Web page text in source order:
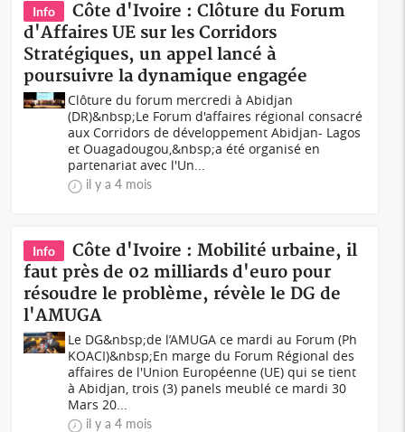
Info
Côte d'Ivoire : Clôture du Forum
d'Affaires UE sur les Corridors
Stratégiques, un appel lancé à
poursuivre la dynamique engagée
Clôture du forum mercredi à Abidjan
(DR)&nbsp;Le Forum d'affaires régional consacré
aux Corridors de développement Abidjan- Lagos
et Ouagadougou,&nbsp;a été organisé en
partenariat avec l'Un...
il y a 4 mois
Info
Côte d'Ivoire : Mobilité urbaine, il
faut près de 02 milliards d'euro pour
résoudre le problème, révèle le DG de
l'AMUGA
Le DG&nbsp;de l’AMUGA ce mardi au Forum (Ph
KOACI)&nbsp;En marge du Forum Régional des
affaires de l'Union Européenne (UE) qui se tient
à Abidjan, trois (3) panels meublé ce mardi 30
Mars 20...
il y a 4 mois